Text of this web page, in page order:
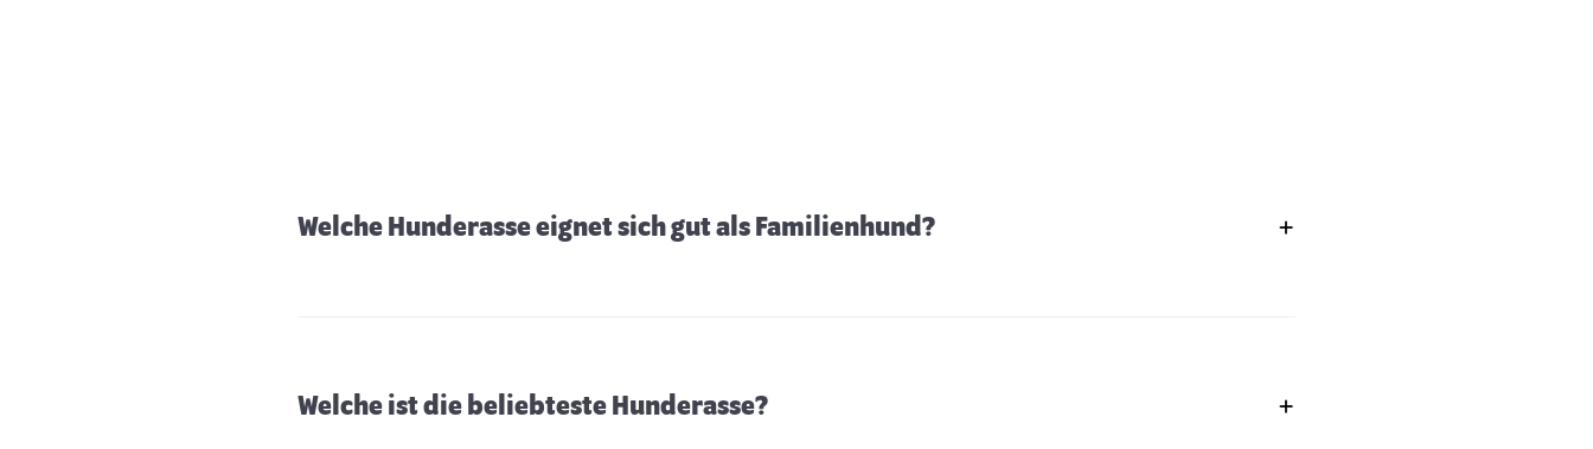
Welche Hunderasse eignet sich gut als Familienhund?
Welche ist die beliebteste Hunderasse?